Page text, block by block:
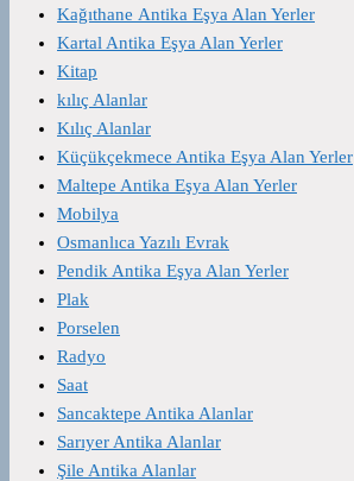
Kağıthane Antika Eşya Alan Yerler
Kartal Antika Eşya Alan Yerler
Kitap
kılıç Alanlar
Kılıç Alanlar
Küçükçekmece Antika Eşya Alan Yerler
Maltepe Antika Eşya Alan Yerler
Mobilya
Osmanlıca Yazılı Evrak
Pendik Antika Eşya Alan Yerler
Plak
Porselen
Radyo
Saat
Sancaktepe Antika Alanlar
Sarıyer Antika Alanlar
Şile Antika Alanlar